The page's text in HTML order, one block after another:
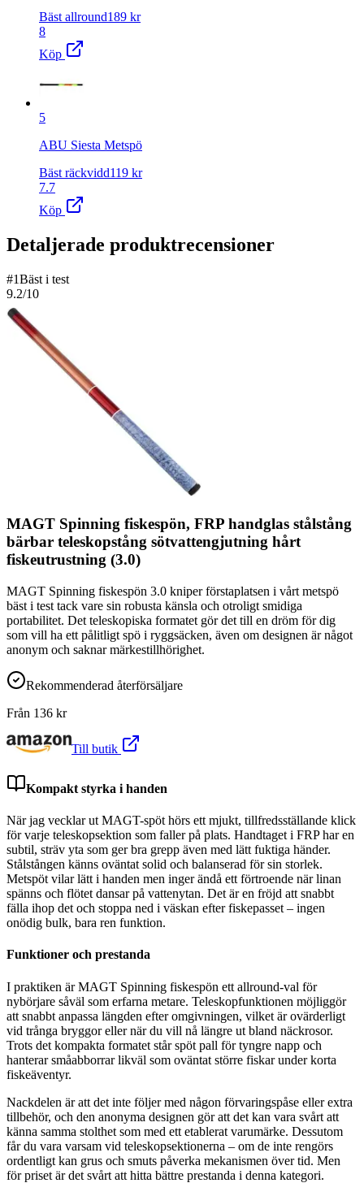
Bäst allround189 kr
8
Köp
5
ABU Siesta Metspö
Bäst räckvidd119 kr
7.7
Köp
Detaljerade produktrecensioner
#1Bäst i test
9.2/10
MAGT Spinning fiskespön, FRP handglas stålstång
bärbar teleskopstång sötvattengjutning hårt
fiskeutrustning (3.0)
MAGT Spinning fiskespön 3.0 kniper förstaplatsen i vårt metspö
bäst i test tack vare sin robusta känsla och otroligt smidiga
portabilitet. Det teleskopiska formatet gör det till en dröm för dig
som vill ha ett pålitligt spö i ryggsäcken, även om designen är något
anonym och saknar märkestillhörighet.
Rekommenderad återförsäljare
Från 136 kr
Till butik
Kompakt styrka i handen
När jag vecklar ut MAGT-spöt hörs ett mjukt, tillfredsställande klick
för varje teleskopsektion som faller på plats. Handtaget i FRP har en
subtil, sträv yta som ger bra grepp även med lätt fuktiga händer.
Stålstången känns oväntat solid och balanserad för sin storlek.
Metspöt vilar lätt i handen men inger ändå ett förtroende när linan
spänns och flötet dansar på vattenytan. Det är en fröjd att snabbt
fälla ihop det och stoppa ned i väskan efter fiskepasset – ingen
onödig bulk, bara ren funktion.
Funktioner och prestanda
I praktiken är MAGT Spinning fiskespön ett allround-val för
nybörjare såväl som erfarna metare. Teleskopfunktionen möjliggör
att snabbt anpassa längden efter omgivningen, vilket är ovärderligt
vid trånga bryggor eller när du vill nå längre ut bland näckrosor.
Trots det kompakta formatet står spöt pall för tyngre napp och
hanterar småabborrar likväl som oväntat större fiskar under korta
fiskeäventyr.
Nackdelen är att det inte följer med någon förvaringspåse eller extra
tillbehör, och den anonyma designen gör att det kan vara svårt att
känna samma stolthet som med ett etablerat varumärke. Dessutom
får du vara varsam vid teleskopsektionerna – om de inte rengörs
ordentligt kan grus och smuts påverka mekanismen över tid. Men
för priset är det svårt att hitta bättre prestanda i denna kategori.